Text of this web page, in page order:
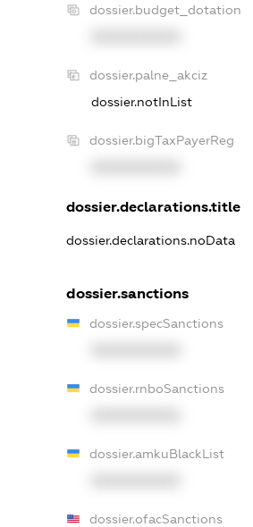
dossier.budget_dotation
dossier.palne_akciz
dossier.notInList
dossier.bigTaxPayerReg
dossier.declarations.title
dossier.declarations.noData
dossier.sanctions
dossier.specSanctions
dossier.rnboSanctions
dossier.amkuBlackList
dossier.ofacSanctions